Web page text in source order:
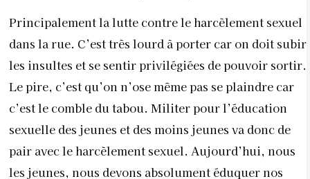
Principalement la lutte contre le harcèlement sexuel
dans la rue. C’est très lourd à porter car on doit subir
les insultes et se sentir privilégiées de pouvoir sortir.
Le pire, c’est qu’on n’ose même pas se plaindre car
c’est le comble du tabou. Militer pour l’éducation
sexuelle des jeunes et des moins jeunes va donc de
pair avec le harcèlement sexuel. Aujourd’hui, nous
les jeunes, nous devons absolument éduquer nos